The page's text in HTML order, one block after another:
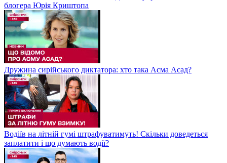
блогера Юрія Криштопа
Дружина сирійського диктатора: хто така Асма Асад?
Водіїв на літній гумі штрафуватимуть! Скільки доведеться
заплатити і що думають водії?